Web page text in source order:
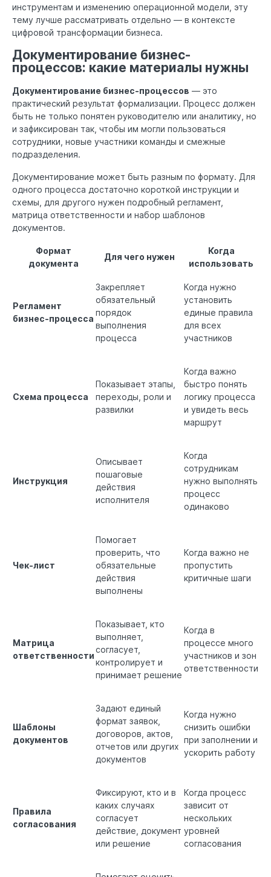
инструментам и изменению операционной модели, эту
тему лучше рассматривать отдельно — в контексте
цифровой трансформации бизнеса.
Документирование бизнес-
процессов: какие материалы нужны
Документирование бизнес-процессов — это
практический результат формализации. Процесс должен
быть не только понятен руководителю или аналитику, но
и зафиксирован так, чтобы им могли пользоваться
сотрудники, новые участники команды и смежные
подразделения.
Документирование может быть разным по формату. Для
одного процесса достаточно короткой инструкции и
схемы, для другого нужен подробный регламент,
матрица ответственности и набор шаблонов
документов.
Формат
документа
Для чего нужен
Когда
использовать
Регламент
бизнес-процесса
Закрепляет
обязательный
порядок
выполнения
процесса
Когда нужно
установить
единые правила
для всех
участников
Схема процесса
Показывает этапы,
переходы, роли и
развилки
Когда важно
быстро понять
логику процесса
и увидеть весь
маршрут
Инструкция
Описывает
пошаговые
действия
исполнителя
Когда
сотрудникам
нужно выполнять
процесс
одинаково
Чек-лист
Помогает
проверить, что
обязательные
действия
выполнены
Когда важно не
пропустить
критичные шаги
Матрица
ответственности
Показывает, кто
выполняет,
согласует,
контролирует и
принимает решение
Когда в
процессе много
участников и зон
ответственности
Шаблоны
документов
Задают единый
формат заявок,
договоров, актов,
отчетов или других
документов
Когда нужно
снизить ошибки
при заполнении и
ускорить работу
Правила
согласования
Фиксируют, кто и в
каких случаях
согласует
действие, документ
или решение
Когда процесс
зависит от
нескольких
уровней
согласования